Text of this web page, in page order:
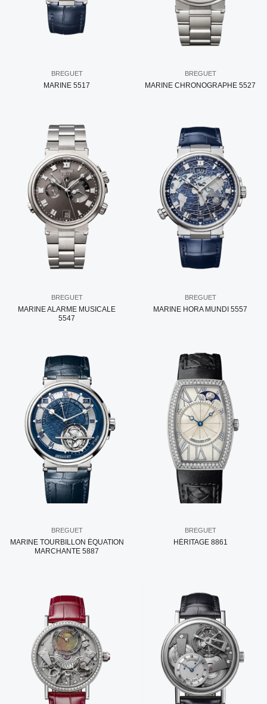
BREGUET
MARINE 5517
BREGUET
MARINE CHRONOGRAPHE 5527
BREGUET
MARINE ALARME MUSICALE
5547
BREGUET
MARINE HORA MUNDI 5557
BREGUET
MARINE TOURBILLON ÉQUATION
MARCHANTE 5887
BREGUET
HÉRITAGE 8861